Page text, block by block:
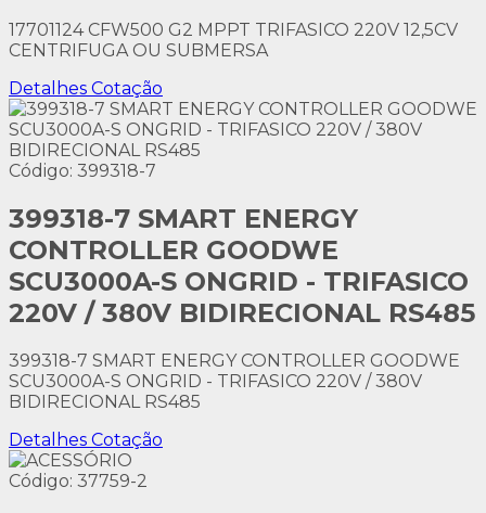
17701124 CFW500 G2 MPPT TRIFASICO 220V 12,5CV
CENTRIFUGA OU SUBMERSA
Detalhes Cotação
Código: 399318-7
399318-7 SMART ENERGY
CONTROLLER GOODWE
SCU3000A-S ONGRID - TRIFASICO
220V / 380V BIDIRECIONAL RS485
399318-7 SMART ENERGY CONTROLLER GOODWE
SCU3000A-S ONGRID - TRIFASICO 220V / 380V
BIDIRECIONAL RS485
Detalhes Cotação
Código: 37759-2